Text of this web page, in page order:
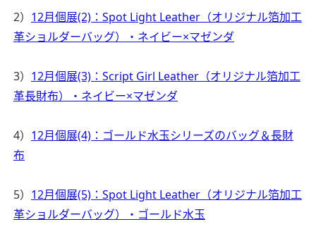
2） 12月個展(2)：Spot Light Leather（オリジナル箔加工
革ショルダーバッグ）・ネイビー×マゼンダ
3） 12月個展(3)：Script Girl Leather（オリジナル箔加工
革長財布）・ネイビー×マゼンダ
4） 12月個展(4)：ゴールド水玉シリーズのバッグ＆長財
布
5） 12月個展(5)：Spot Light Leather（オリジナル箔加工
革ショルダーバッグ）・ゴールド水玉